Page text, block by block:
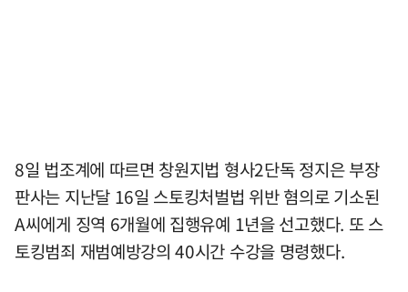
8일 법조계에 따르면 창원지법 형사2단독 정지은 부장
판사는 지난달 16일 스토킹처벌법 위반 혐의로 기소된
A씨에게 징역 6개월에 집행유예 1년을 선고했다. 또 스
토킹범죄 재범예방강의 40시간 수강을 명령했다.